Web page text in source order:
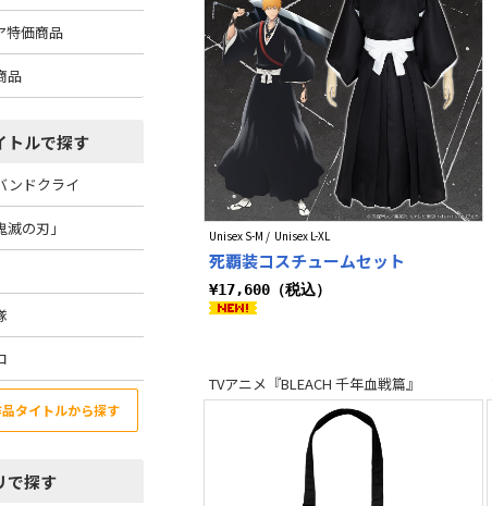
特価商品
品
トルで探す
ンドクライ
の刃」
タイトルから探す
で探す
Unisex S-M / Unisex L-XL
死覇装コスチュームセット
¥17,600（税込）
TVアニメ『BLEACH 千年血戦篇』